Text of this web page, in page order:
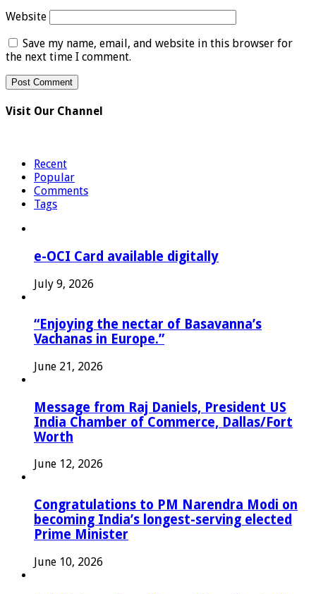
Website
Save my name, email, and website in this browser for
the next time I comment.
Visit Our Channel
Recent
Popular
Comments
Tags
e-OCI Card available digitally
July 9, 2026
“Enjoying the nectar of Basavanna’s
Vachanas in Europe.”
June 21, 2026
Message from Raj Daniels, President US
India Chamber of Commerce, Dallas/Fort
Worth
June 12, 2026
Congratulations to PM Narendra Modi on
becoming India’s longest-serving elected
Prime Minister
June 10, 2026